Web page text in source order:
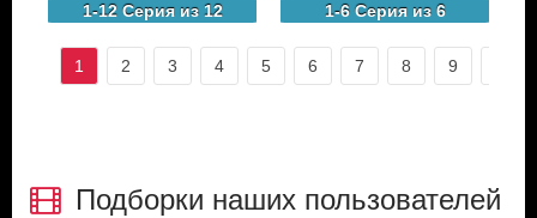
1-12 Серия из 12
1-6 Серия из 6
1 2 3 4 5 6 7 8 9
Подборки наших пользователей